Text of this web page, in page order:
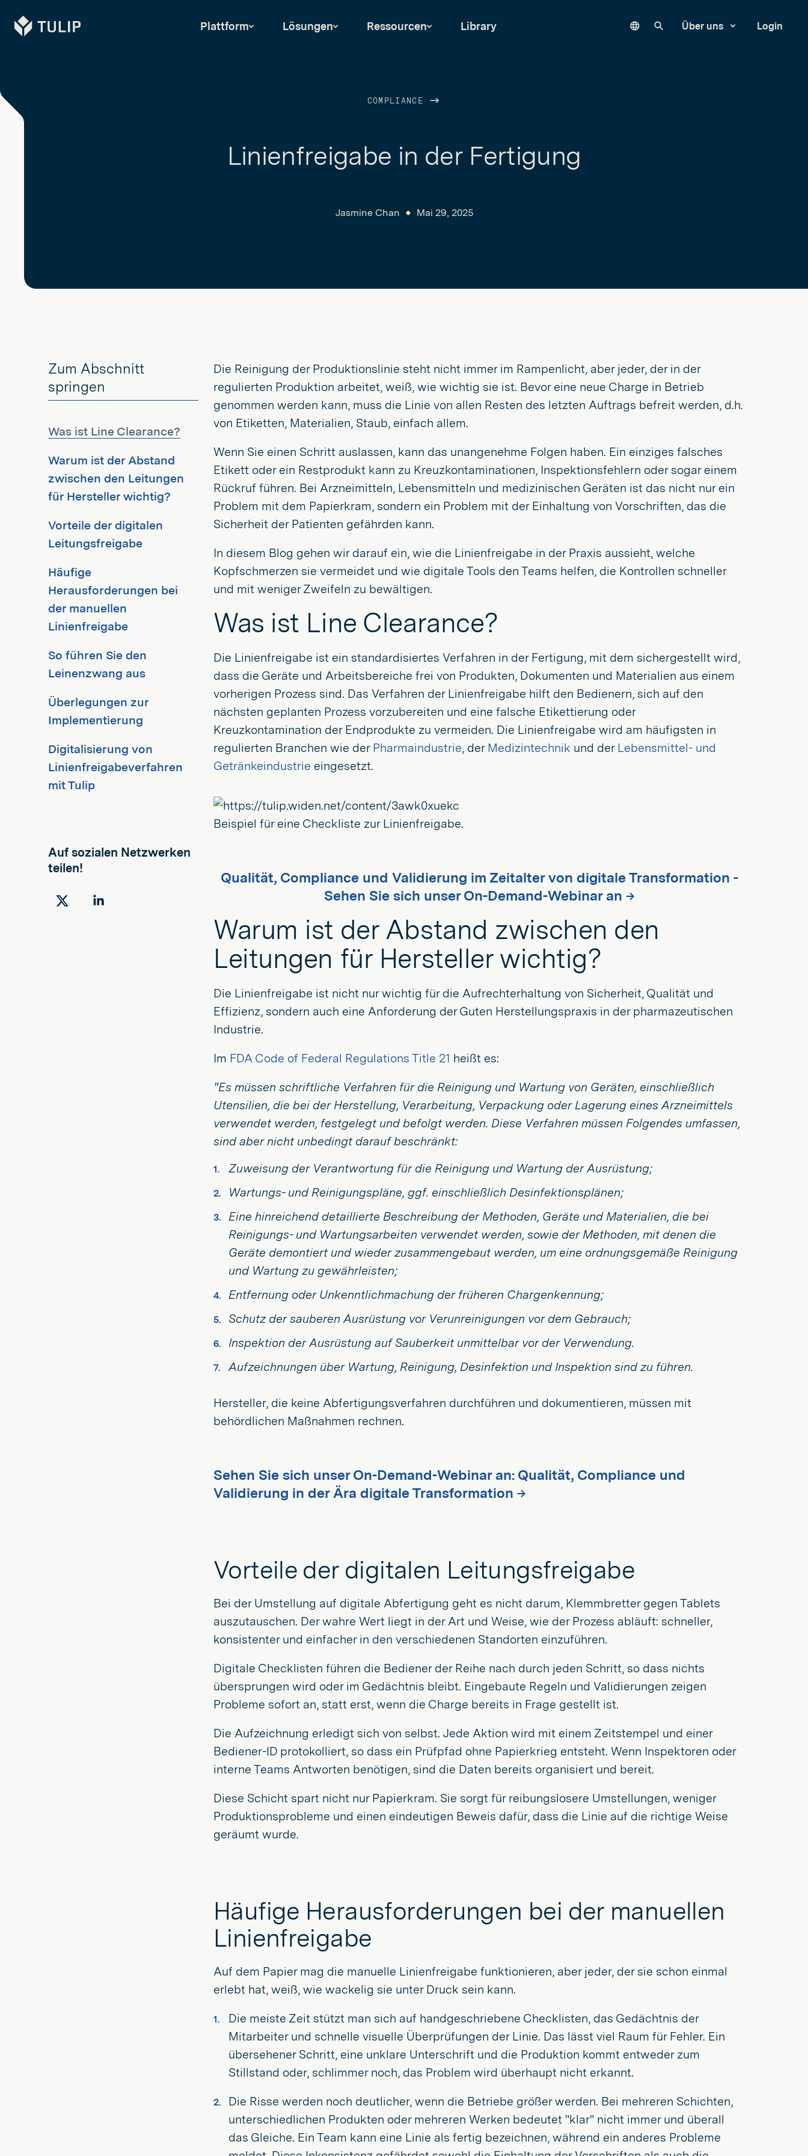
Tulip Plattform Lösungen Ressourcen Library LanguageUnsere Website durchsuchen
Über uns Login
COMPLIANCE
Linienfreigabe in der Fertigung
Jasmine Chan Mai 29, 2025
Zum Abschnitt
springen
Was ist Line Clearance?
Warum ist der Abstand
zwischen den Leitungen
für Hersteller wichtig?
Vorteile der digitalen
Leitungsfreigabe
Häufige
Herausforderungen bei
der manuellen
Linienfreigabe
So führen Sie den
Leinenzwang aus
Überlegungen zur
Implementierung
Digitalisierung von
Linienfreigabeverfahren
mit Tulip
Auf sozialen Netzwerken
teilen!
Auf
Auf
Die Reinigung der Produktionslinie steht nicht immer im Rampenlicht, aber jeder, der in der
regulierten Produktion arbeitet, weiß, wie wichtig sie ist. Bevor eine neue Charge in Betrieb
genommen werden kann, muss die Linie von allen Resten des letzten Auftrags befreit werden, d.h.
von Etiketten, Materialien, Staub, einfach allem.
Wenn Sie einen Schritt auslassen, kann das unangenehme Folgen haben. Ein einziges falsches
Etikett oder ein Restprodukt kann zu Kreuzkontaminationen, Inspektionsfehlern oder sogar einem
Rückruf führen. Bei Arzneimitteln, Lebensmitteln und medizinischen Geräten ist das nicht nur ein
Problem mit dem Papierkram, sondern ein Problem mit der Einhaltung von Vorschriften, das die
Sicherheit der Patienten gefährden kann.
In diesem Blog gehen wir darauf ein, wie die Linienfreigabe in der Praxis aussieht, welche
Kopfschmerzen sie vermeidet und wie digitale Tools den Teams helfen, die Kontrollen schneller
und mit weniger Zweifeln zu bewältigen.
Was ist Line Clearance?
Die Linienfreigabe ist ein standardisiertes Verfahren in der Fertigung, mit dem sichergestellt wird,
dass die Geräte und Arbeitsbereiche frei von Produkten, Dokumenten und Materialien aus einem
vorherigen Prozess sind. Das Verfahren der Linienfreigabe hilft den Bedienern, sich auf den
nächsten geplanten Prozess vorzubereiten und eine falsche Etikettierung oder
Kreuzkontamination der Endprodukte zu vermeiden. Die Linienfreigabe wird am häufigsten in
regulierten Branchen wie der Pharmaindustrie, der Medizintechnik und der Lebensmittel- und
Getränkeindustrie eingesetzt.
Beispiel für eine Checkliste zur Linienfreigabe.
Qualität, Compliance und Validierung im Zeitalter von digitale Transformation -
Sehen Sie sich unser On-Demand-Webinar an →
Warum ist der Abstand zwischen den
Leitungen für Hersteller wichtig?
Die Linienfreigabe ist nicht nur wichtig für die Aufrechterhaltung von Sicherheit, Qualität und
Effizienz, sondern auch eine Anforderung der Guten Herstellungspraxis in der pharmazeutischen
Industrie.
Im FDA Code of Federal Regulations Title 21 heißt es:
"Es müssen schriftliche Verfahren für die Reinigung und Wartung von Geräten, einschließlich
Utensilien, die bei der Herstellung, Verarbeitung, Verpackung oder Lagerung eines Arzneimittels
verwendet werden, festgelegt und befolgt werden. Diese Verfahren müssen Folgendes umfassen,
sind aber nicht unbedingt darauf beschränkt:
Zuweisung der Verantwortung für die Reinigung und Wartung der Ausrüstung;
Wartungs- und Reinigungspläne, ggf. einschließlich Desinfektionsplänen;
Eine hinreichend detaillierte Beschreibung der Methoden, Geräte und Materialien, die bei
Reinigungs- und Wartungsarbeiten verwendet werden, sowie der Methoden, mit denen die
Geräte demontiert und wieder zusammengebaut werden, um eine ordnungsgemäße Reinigung
und Wartung zu gewährleisten;
Entfernung oder Unkenntlichmachung der früheren Chargenkennung;
Schutz der sauberen Ausrüstung vor Verunreinigungen vor dem Gebrauch;
Inspektion der Ausrüstung auf Sauberkeit unmittelbar vor der Verwendung.
Aufzeichnungen über Wartung, Reinigung, Desinfektion und Inspektion sind zu führen.
Hersteller, die keine Abfertigungsverfahren durchführen und dokumentieren, müssen mit
behördlichen Maßnahmen rechnen.
Sehen Sie sich unser On-Demand-Webinar an: Qualität, Compliance und
Validierung in der Ära digitale Transformation →
Vorteile der digitalen Leitungsfreigabe
Bei der Umstellung auf digitale Abfertigung geht es nicht darum, Klemmbretter gegen Tablets
auszutauschen. Der wahre Wert liegt in der Art und Weise, wie der Prozess abläuft: schneller,
konsistenter und einfacher in den verschiedenen Standorten einzuführen.
Digitale Checklisten führen die Bediener der Reihe nach durch jeden Schritt, so dass nichts
übersprungen wird oder im Gedächtnis bleibt. Eingebaute Regeln und Validierungen zeigen
Probleme sofort an, statt erst, wenn die Charge bereits in Frage gestellt ist.
Die Aufzeichnung erledigt sich von selbst. Jede Aktion wird mit einem Zeitstempel und einer
Bediener-ID protokolliert, so dass ein Prüfpfad ohne Papierkrieg entsteht. Wenn Inspektoren oder
interne Teams Antworten benötigen, sind die Daten bereits organisiert und bereit.
Diese Schicht spart nicht nur Papierkram. Sie sorgt für reibungslosere Umstellungen, weniger
Produktionsprobleme und einen eindeutigen Beweis dafür, dass die Linie auf die richtige Weise
geräumt wurde.
Häufige Herausforderungen bei der manuellen
Linienfreigabe
Auf dem Papier mag die manuelle Linienfreigabe funktionieren, aber jeder, der sie schon einmal
erlebt hat, weiß, wie wackelig sie unter Druck sein kann.
Die meiste Zeit stützt man sich auf handgeschriebene Checklisten, das Gedächtnis der
Mitarbeiter und schnelle visuelle Überprüfungen der Linie. Das lässt viel Raum für Fehler. Ein
übersehener Schritt, eine unklare Unterschrift und die Produktion kommt entweder zum
Stillstand oder, schlimmer noch, das Problem wird überhaupt nicht erkannt.
Die Risse werden noch deutlicher, wenn die Betriebe größer werden. Bei mehreren Schichten,
unterschiedlichen Produkten oder mehreren Werken bedeutet "klar" nicht immer und überall
das Gleiche. Ein Team kann eine Linie als fertig bezeichnen, während ein anderes Probleme